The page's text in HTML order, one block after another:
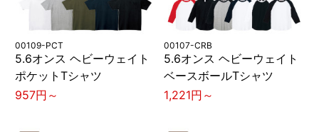
00109-PCT
5.6オンス ヘビーウェイト
ポケットTシャツ
957円～
00107-CRB
5.6オンス ヘビーウェイト
ベースボールTシャツ
1,221円～